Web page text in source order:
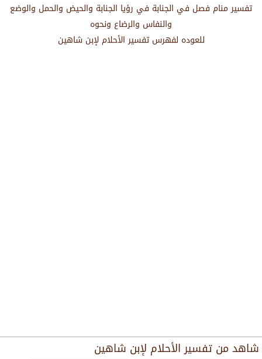
تفسير منام فصل في الجنابة في رؤيا الجنابة والحيض والحمل والوضع
والنفاس والرضاع ونحوه
للعوده لفهرس تفسير الأحلام لإبن شاهين
شاهد من تفسير الأحلام لإبن شاهين